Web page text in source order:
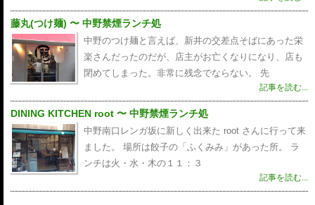
藤丸(つけ麺) 〜 中野禁煙ランチ処
中野のつけ麺と言えば、新井の交差点そばにあった栄
楽さんだったのだが、店主がお亡くなりになり、店も
閉めてしまった。非常に残念でならない。 先
記事を読む...
DINING KITCHEN root 〜 中野禁煙ランチ処
中野南口レンガ坂に新しく出来た root さんに行って来
ました。 場所は餃子の「ふくみみ」があった所。 ラ
ンチは火・水・木の１１：３
記事を読む...